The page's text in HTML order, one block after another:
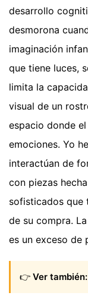
desarrollo
desmorona
imaginación
que tiene luces,
limita la
visual de un
espacio donde
emociones. Yo
interactúan de
con piezas
sofisticados que
de su compra.
es un exceso de
👉 Ver también: